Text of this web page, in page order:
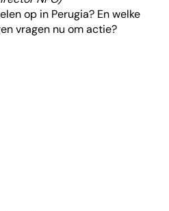
op in Perugia? En welke
vragen nu om actie?